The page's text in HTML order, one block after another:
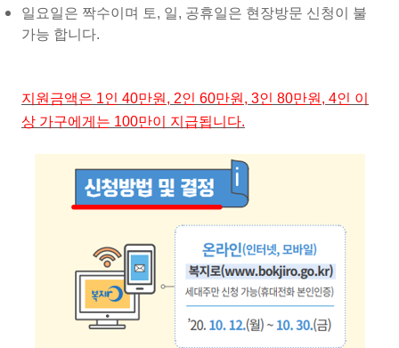
일요일은 짝수이며 토, 일, 공휴일은 현장방문 신청이 불
가능 합니다.
지원금액은 1인 40만원, 2인 60만원, 3인 80만원, 4인 이
상 가구에게는 100만이 지급됩니다.